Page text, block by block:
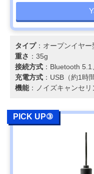
タイプ：オープンイヤー
重さ ：35g
接続方式 ：Bluetooth
充電方式 ：USB（約1時
機能：ノイズキャンセリ
PICK UP③